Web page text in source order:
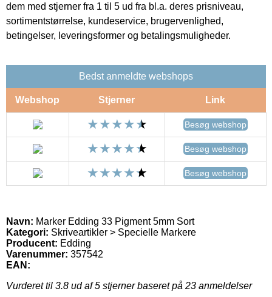
dem med stjerner fra 1 til 5 ud fra bl.a. deres prisniveau,
sortimentstørrelse, kundeservice, brugervenlighed,
betingelser, leveringsformer og betalingsmuligheder.
Bedst anmeldte webshops
Webshop Stjerner Link
Besøg webshop
Besøg webshop
Besøg webshop
Navn: Marker Edding 33 Pigment 5mm Sort
Kategori: Skriveartikler > Specielle Markere
Producent: Edding
Varenummer: 357542
EAN:
Vurderet til 3.8 ud af 5 stjerner baseret på 23 anmeldelser